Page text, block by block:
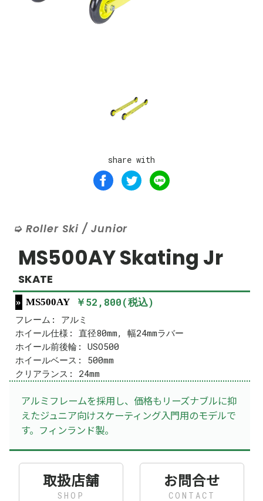
share with
Roller Ski / Junior
MS500AY Skating Jr
SKATE
MS500AY ￥52,800(税込)
フレーム: アルミ
ホイール仕様: 直径80mm, 幅24mmラバー
ホイール前後輪: USO500
ホイールベース: 500mm
クリアランス: 24mm
アルミフレームを採用し、価格もリーズナブルに抑
えたジュニア向けスケーティング入門用のモデルで
す。フィンランド製。
取扱店舗
SHOP
お問合せ
CONTACT